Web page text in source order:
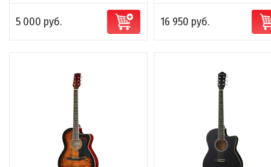
5 000 руб. 16 950 руб.